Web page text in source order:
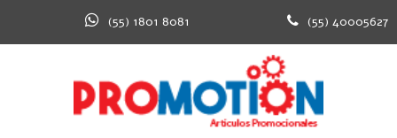
(55) 1801 8081 (55) 40005627